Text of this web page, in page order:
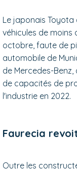
Le japonais
véhicules de moins
octobre, faute de
automobile de
de Mercedes-
de capacités de
l'industrie en 2022.
Faurecia
Outre les